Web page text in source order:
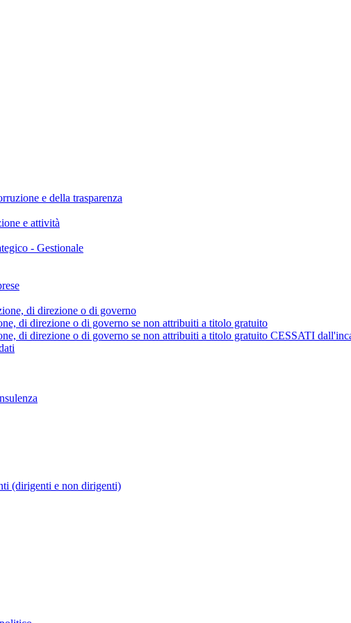
e della trasparenza
e attività
- Gestionale
di direzione o di governo
di direzione o di governo se non attribuiti a titolo gratuito
di direzione o di governo se non attribuiti a titolo gratuito CESSATI
(dirigenti e non dirigenti)